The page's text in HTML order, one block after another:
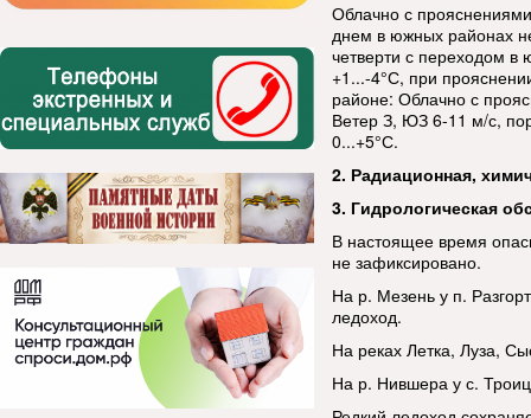
Облачно с
днем в южных районах
четверти с переходом
+1...-4°С, при
районе: Облачно с
Ветер З, ЮЗ 6-11 м/с,
0...+5°С.
2. Радиационная,
3. Гидрологическая
В настоящее время
не зафиксировано.
На р. Мезень у п.
ледоход.
На реках Летка, Луза,
На р. Нившера у с.